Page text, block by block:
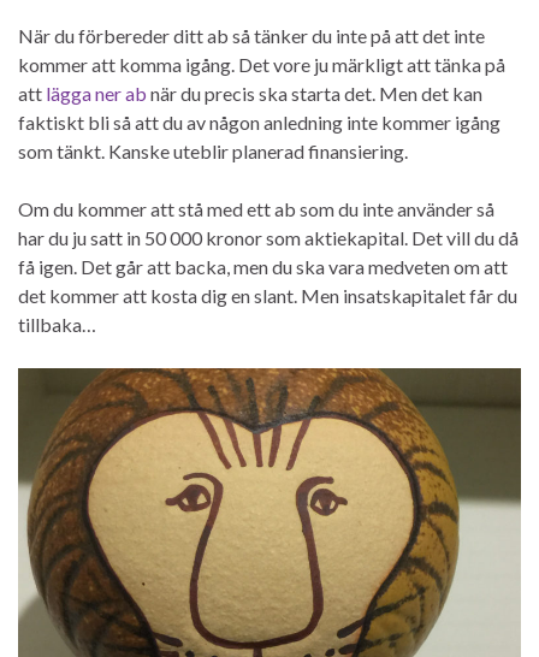
När du förbereder ditt ab så tänker du inte på att det inte
kommer att komma igång. Det vore ju märkligt att tänka på
att lägga ner ab när du precis ska starta det. Men det kan
faktiskt bli så att du av någon anledning inte kommer igång
som tänkt. Kanske uteblir planerad finansiering.
Om du kommer att stå med ett ab som du inte använder så
har du ju satt in 50 000 kronor som aktiekapital. Det vill du då
få igen. Det går att backa, men du ska vara medveten om att
det kommer att kosta dig en slant. Men insatskapitalet får du
tillbaka…